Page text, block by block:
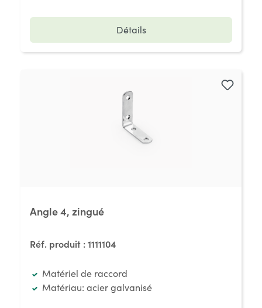
Détails
Angle 4, zingué
Réf. produit :1111104
Matériel de raccord
Matériau: acier galvanisé